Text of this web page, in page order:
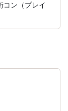
ン（プレイ